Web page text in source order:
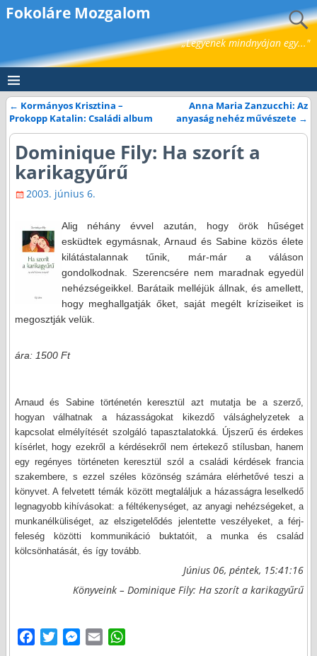
Fokoláre Mozgalom
„Legyenek mindnyájan egy..."
Bejegyzés navigáció
← Kormányos Krisztina –
Prokopp Katalin: Családi album
Anna Maria Zanzucchi: Az
anyaság nehéz művészete →
Dominique Fily: Ha szorít a
karikagyűrű
2003. június 6.
Alig néhány évvel azután, hogy örök hűséget
esküdtek egymásnak, Arnaud és Sabine közös élete
kilátástalannak tűnik, már-már a váláson
gondolkodnak. Szerencsére nem maradnak egyedül
nehézségeikkel. Barátaik melléjük állnak, és amellett,
hogy meghallgatják őket, saját megélt kríziseiket is
megosztják velük.
ára: 1500 Ft
Arnaud és Sabine történetén keresztül azt mutatja be a szerző,
hogyan válhatnak a házasságokat kikezdő válsághelyzetek a
kapcsolat elmélyítését szolgáló tapasztalatokká. Újszerű és érdekes
kísérlet, hogy ezekről a kérdésekről nem értekező stílusban, hanem
egy regényes történeten keresztül szól a családi kérdések francia
szakembere, s ezzel széles közönség számára elérhetővé teszi a
könyvet. A felvetett témák között megtaláljuk a házasságra leselkedő
legnagyobb kihívásokat: a féltékenységet, az anyagi nehézségeket, a
munkanélküliséget, az elszigetelődés jelentette veszélyeket, a férj-
feleség közötti kommunikáció buktatóit, a munka és család
kölcsönhatását, és így tovább.
Június 06, péntek, 15:41:16
Könyveink – Dominique Fily: Ha szorít a karikagyűrű
M